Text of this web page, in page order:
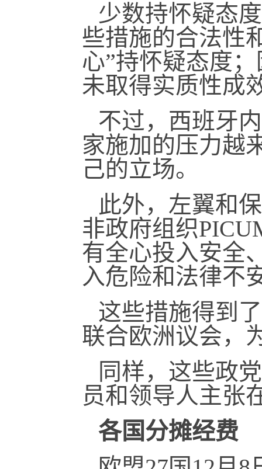
少数持怀疑态
些措施的合法性
心”持怀疑态度
未取得实质性成
不过，西班牙
家施加的压力越
己的立场。
此外，左翼和
非政府组织
有全心投入安全
入危险和法律不
这些措施得到
联合欧洲议会，
同样，这些政
员和领导人主张
各国分摊经费